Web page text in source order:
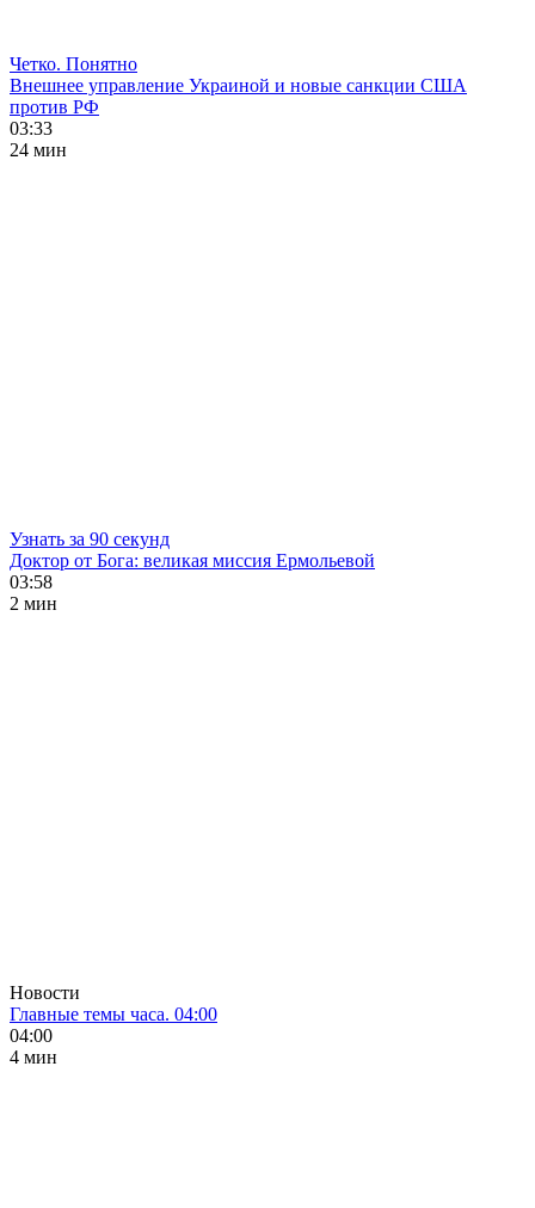
Четко. Понятно
Внешнее управление Украиной и новые санкции США
против РФ
03:33
24 мин
Узнать за 90 секунд
Доктор от Бога: великая миссия Ермольевой
03:58
2 мин
Новости
Главные темы часа. 04:00
04:00
4 мин